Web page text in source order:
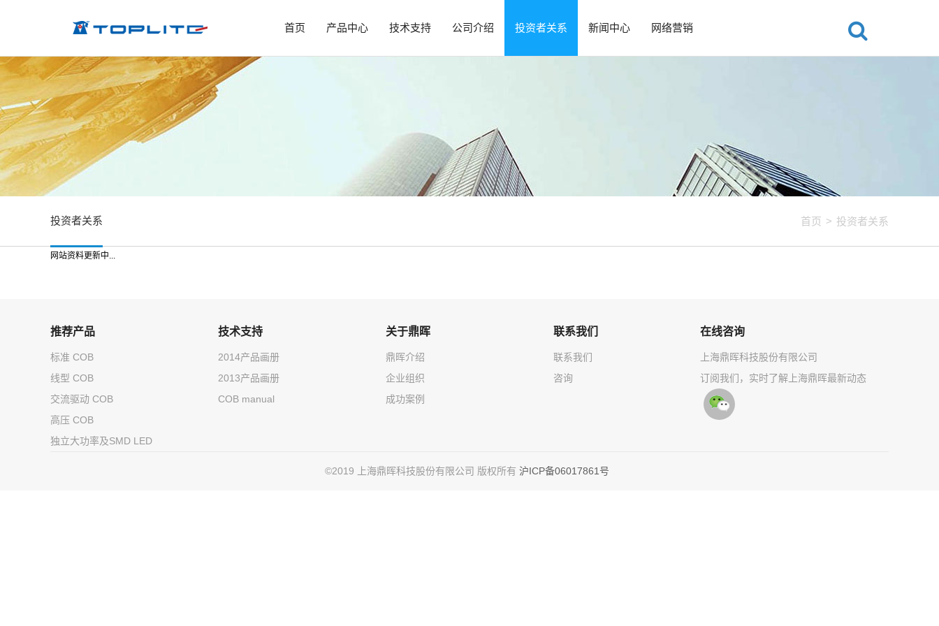
首页 产品中心 技术支持 公司介绍 投资者关系 新闻中心 网络营销
首页 > 投资者关系
投资者关系
网站资料更新中...
推荐产品
标准 COB
线型 COB
交流驱动 COB
高压 COB
独立大功率及SMD LED
技术支持
2014产品画册
2013产品画册
COB manual
关于鼎晖
鼎晖介绍
企业组织
成功案例
联系我们
联系我们
咨询
在线咨询
上海鼎晖科技股份有限公司
订阅我们，实时了解上海鼎晖最新动态
©2019 上海鼎晖科技股份有限公司 版权所有 沪ICP备06017861号